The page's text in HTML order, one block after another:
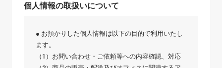
個人情報の取扱いについて
● お預かりした個人情報は以下の目的で利用いたし
ます。
（1）お問い合わせ・ご依頼等への内容確認、対応